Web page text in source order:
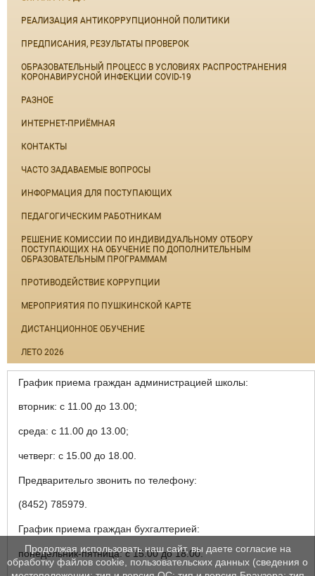
РЕАЛИЗАЦИЯ АНТИКОРРУПЦИОННОЙ ПОЛИТИКИ
ПРЕДПИСАНИЯ, РЕЗУЛЬТАТЫ ПРОВЕРОК
ОБРАЗОВАТЕЛЬНЫЙ ПРОЦЕСС В УСЛОВИЯХ РАСПРОСТРАНЕНИЯ
КОРОНАВИРУСНОЙ ИНФЕКЦИИ COVID-19
РАЗНОЕ
ИНТЕРНЕТ-ПРИЁМНАЯ
КОНТАКТЫ
ЧАСТО ЗАДАВАЕМЫЕ ВОПРОСЫ
ИНФОРМАЦИЯ ДЛЯ ПОСТУПАЮЩИХ
ПЕДАГОГИЧЕСКИМ РАБОТНИКАМ
РЕШЕНИЕ КОМИССИИ ПО ИНДИВИДУАЛЬНОМУ ОТБОРУ
ПОСТУПАЮЩИХ НА ОБУЧЕНИЕ ПО ДОПОЛНИТЕЛЬНЫМ
ОБРАЗОВАТЕЛЬНЫМ ПРОГРАММАМ
ПРОТИВОДЕЙСТВИЕ КОРРУПЦИИ
МЕРОПРИЯТИЯ ПО ПУШКИНСКОЙ КАРТЕ
ДИСТАНЦИОННОЕ ОБУЧЕНИЕ
ЛЕТО 2026
График приема граждан администрацией школы:
вторник: с 11.00 до 13.00;
среда: с 11.00 до 13.00;
четверг: с 15.00 до 18.00.
Предварительго звонить по телефону:
(8452) 785979.
График приема граждан бухгалтерией:
понедельник-пятница: с 15.00 до 18.00.
Продолжая использовать наш сайт, вы даете согласие на
обработку файлов cookie, пользовательских данных (сведения о